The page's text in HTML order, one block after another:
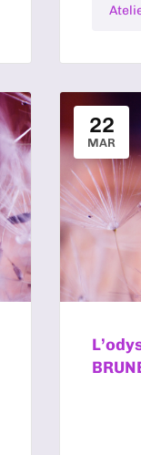
22
MAR